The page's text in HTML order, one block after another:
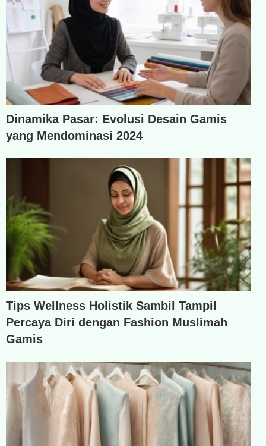
Dinamika Pasar: Evolusi Desain Gamis
yang Mendominasi 2024
Tips Wellness Holistik Sambil Tampil
Percaya Diri dengan Fashion Muslimah
Gamis